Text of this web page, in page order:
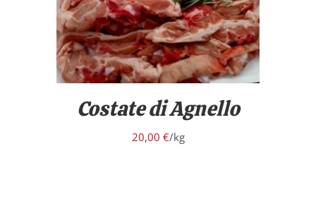
Costate di Agnello
20,00 €/kg